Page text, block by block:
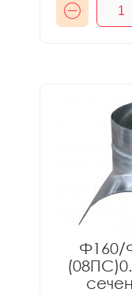
Ф160/